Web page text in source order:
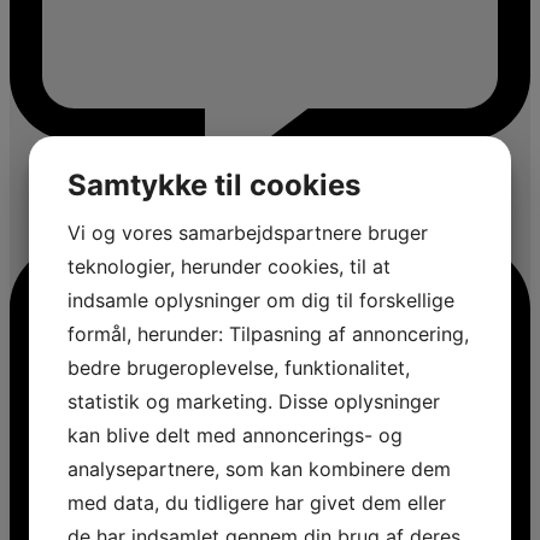
Samtykke til cookies
Vi og vores samarbejdspartnere bruger
teknologier, herunder cookies, til at
indsamle oplysninger om dig til forskellige
formål, herunder: Tilpasning af annoncering,
bedre brugeroplevelse, funktionalitet,
statistik og marketing. Disse oplysninger
kan blive delt med annoncerings- og
analysepartnere, som kan kombinere dem
med data, du tidligere har givet dem eller